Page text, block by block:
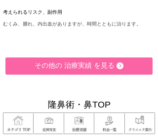
考えられるリスク、 副作用
むくみ、腫れ、内出血がありますが、時間とともに治ります。
その他の 治療実績 を見る
隆鼻術・鼻TOP